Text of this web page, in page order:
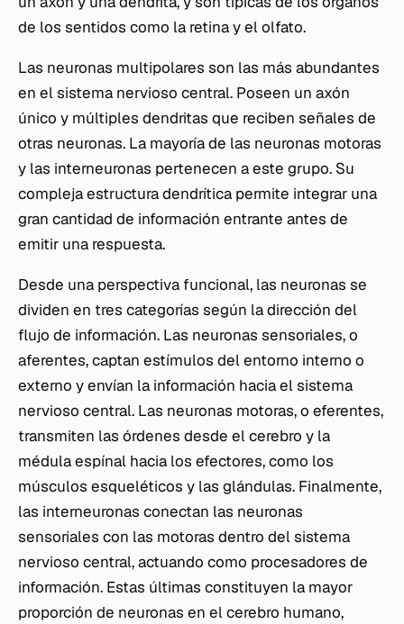
de los sentidos como la retina y el olfato.
Las neuronas multipolares son las más abundantes
en el sistema nervioso central. Poseen un axón
único y múltiples dendritas que reciben señales de
otras neuronas. La mayoría de las neuronas motoras
y las interneuronas pertenecen a este grupo. Su
compleja estructura dendrítica permite integrar una
gran cantidad de información entrante antes de
emitir una respuesta.
Desde una perspectiva funcional, las neuronas se
dividen en tres categorías según la dirección del
flujo de información. Las neuronas sensoriales, o
aferentes, captan estímulos del entorno interno o
externo y envían la información hacia el sistema
nervioso central. Las neuronas motoras, o eferentes,
transmiten las órdenes desde el cerebro y la
médula espínal hacia los efectores, como los
músculos esqueléticos y las glándulas. Finalmente,
las interneuronas conectan las neuronas
sensoriales con las motoras dentro del sistema
nervioso central, actuando como procesadores de
información. Estas últimas constituyen la mayor
proporción de neuronas en el cerebro humano,